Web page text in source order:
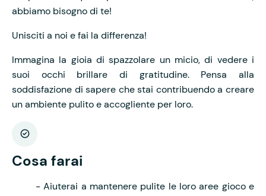
abbiamo bisogno di te!
Unisciti a noi e fai la differenza!
Immagina la gioia di spazzolare un micio, di vedere i
suoi occhi brillare di gratitudine. Pensa alla
soddisfazione di sapere che stai contribuendo a creare
un ambiente pulito e accogliente per loro.
Cosa farai
- Aiuterai a mantenere pulite le loro aree gioco e